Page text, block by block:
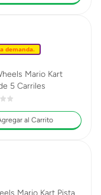
demanda.
Mario Kart
5 Carriles
al Carrito
Mario Kart Pista